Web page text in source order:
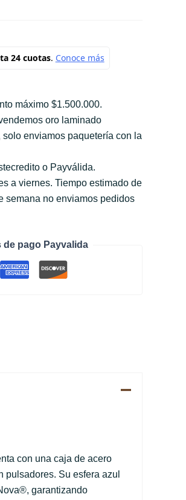
máximo $1.500.000.
oro laminado
enviamos paquetería con la
o Payválida.
a viernes. Tiempo estimado de
semana no enviamos pedidos
pago Payvalida
con una caja de acero
pulsadores. Su esfera azul
garantizando